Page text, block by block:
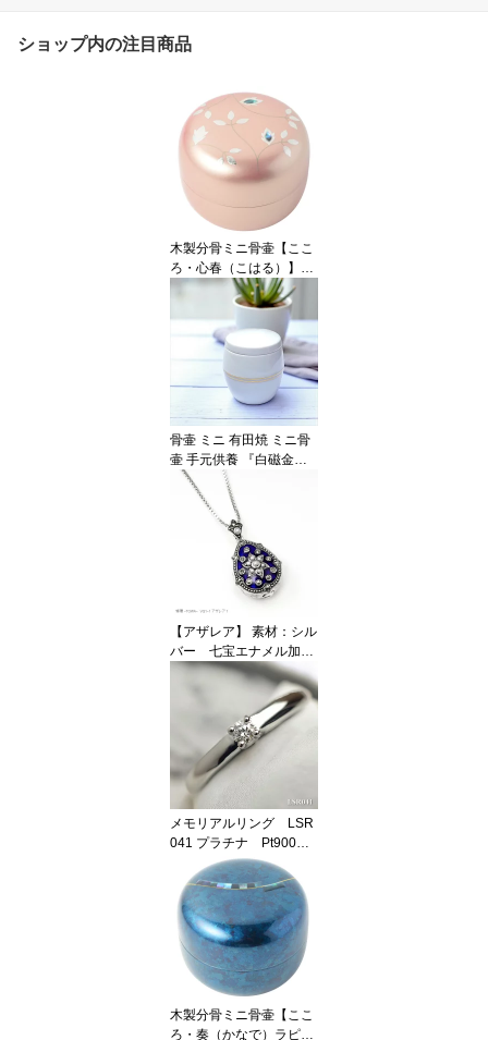
ショップ内の注目商品
木製分骨ミニ骨壷【ここ
ろ・心春（こはる）】モ
ダンな現代蒔絵と螺鈿を
施したご自宅用の美しい
メモリアルボトル
骨壷 ミニ 有田焼 ミニ骨
壷 手元供養 『白磁金
彩』納骨袋付 名入れシー
【アザレア】 素材：シル
バー 七宝エナメル加
工 遺骨ペンダント Vi
ctorian's Gate メモリア
メモリアルリング LSR
041 プラチナ Pt900製
セミオーダージュエリー
完全防水 遺骨リング
木製分骨ミニ骨壷【ここ
ろ・奏（かなで）ラピス